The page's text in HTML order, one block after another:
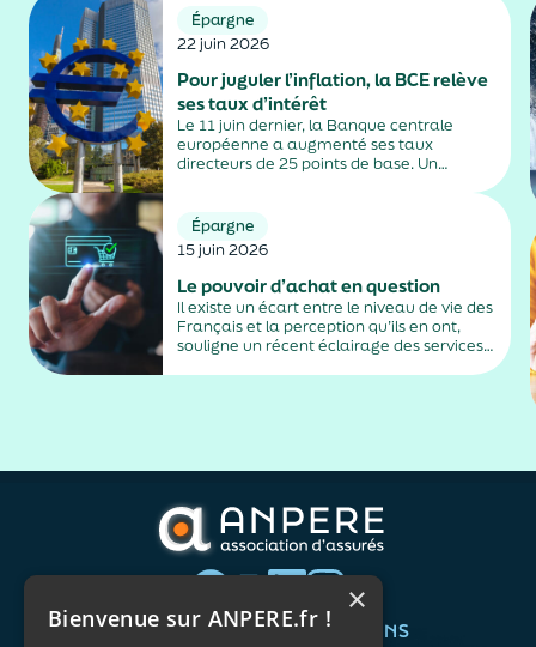
Épargne
22 juin 2026
Pour juguler l’inflation, la BCE relève
ses taux d’intérêt
Le 11 juin dernier, la Banque centrale
européenne a augmenté ses taux
directeurs de 25 points de base. Un
conflit au Moyen-Orient.
Épargne
15 juin 2026
Le pouvoir d’achat en question
Il existe un écart entre le niveau de vie des
Français et la perception qu’ils en ont,
souligne un récent éclairage des services
QUI SOMMES-NOUS ? VOS BESOINS
×
Bienvenue sur ANPERE.fr !